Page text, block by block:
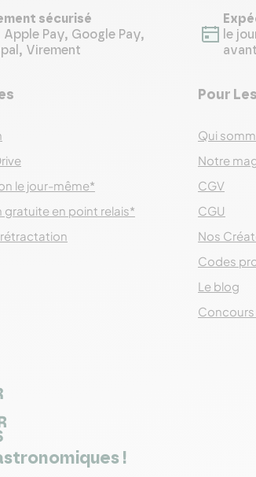
sécurisé
Apple Pay, Google Pay,
Virement
le
le jour-même*
gratuite en point relais*
Pour
Qui
Notre
CGV
CGU
Nos
Codes
Le blog
!